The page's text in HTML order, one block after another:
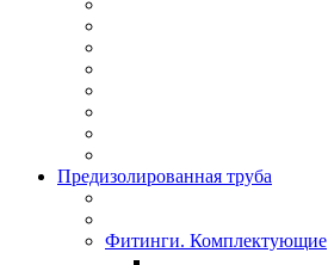
Предизолированная труба
Фитинги. Комплектующие